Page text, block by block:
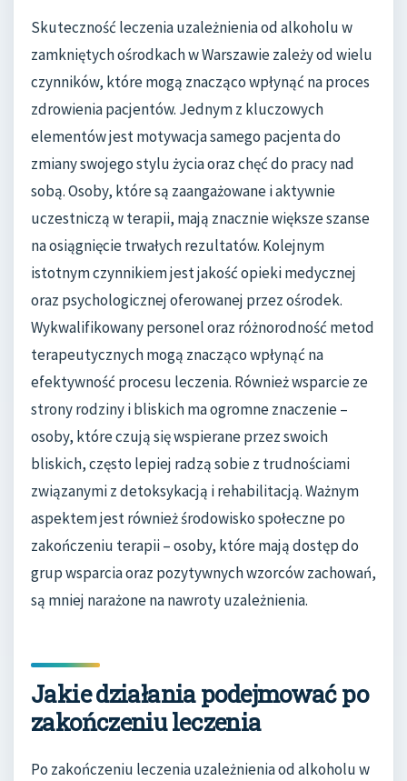
Skuteczność leczenia uzależnienia od alkoholu w
zamkniętych ośrodkach w Warszawie zależy od wielu
czynników, które mogą znacząco wpłynąć na proces
zdrowienia pacjentów. Jednym z kluczowych
elementów jest motywacja samego pacjenta do
zmiany swojego stylu życia oraz chęć do pracy nad
sobą. Osoby, które są zaangażowane i aktywnie
uczestniczą w terapii, mają znacznie większe szanse
na osiągnięcie trwałych rezultatów. Kolejnym
istotnym czynnikiem jest jakość opieki medycznej
oraz psychologicznej oferowanej przez ośrodek.
Wykwalifikowany personel oraz różnorodność metod
terapeutycznych mogą znacząco wpłynąć na
efektywność procesu leczenia. Również wsparcie ze
strony rodziny i bliskich ma ogromne znaczenie –
osoby, które czują się wspierane przez swoich
bliskich, często lepiej radzą sobie z trudnościami
związanymi z detoksykacją i rehabilitacją. Ważnym
aspektem jest również środowisko społeczne po
zakończeniu terapii – osoby, które mają dostęp do
grup wsparcia oraz pozytywnych wzorców zachowań,
są mniej narażone na nawroty uzależnienia.
Jakie działania podejmować po
zakończeniu leczenia
Po zakończeniu leczenia uzależnienia od alkoholu w